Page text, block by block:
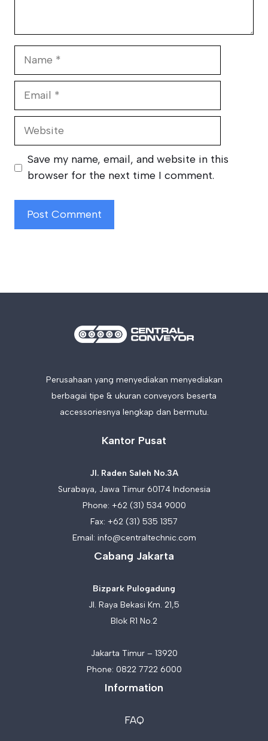
Website
Save my name, email, and website in this
browser for the next time I comment.
Perusahaan yang menyediakan menyediakan
berbagai tipe & ukuran conveyors beserta
accessoriesnya lengkap dan bermutu.
Kantor Pusat
Jl. Raden Saleh No.3A
Surabaya, Jawa Timur 60174 Indonesia
Phone: +62 (31) 534 9000
Fax: +62 (31) 535 1357
Email: info@centraltechnic.com
Cabang Jakarta
Bizpark Pulogadung
Jl. Raya Bekasi Km. 21,5
Blok R1 No.2
Jakarta Timur – 13920
Phone: 0822 7722 6000
Information
FAQ